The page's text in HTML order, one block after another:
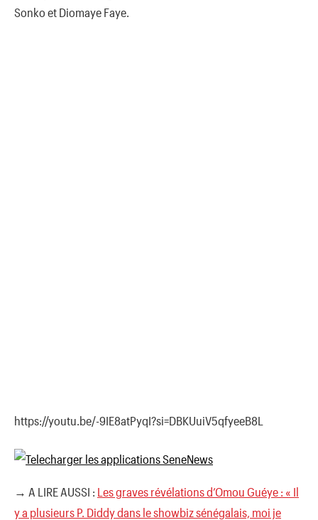
Sonko et Diomaye Faye.
https://youtu.be/-9IE8atPyqI?si=DBKUuiV5qfyeeB8L
→ A LIRE AUSSI : Les graves révélations d’Omou Guéye : « Il
y a plusieurs P. Diddy dans le showbiz sénégalais, moi je